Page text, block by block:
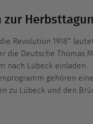
zur
Revolution 1918“
die Deutsche Thomas
nach Lübeck einladen.
gehören
zu Lübeck und den